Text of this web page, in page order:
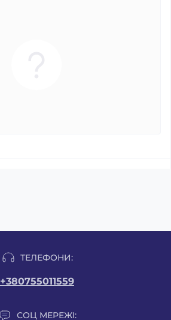
ТЕЛЕФОНИ:
+380755011559
СОЦ МЕРЕЖІ: